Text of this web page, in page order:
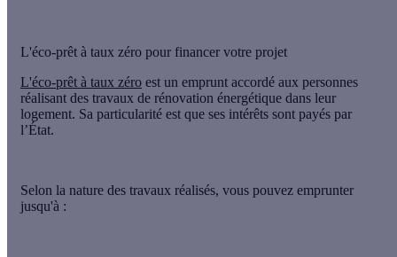
L'éco-prêt à taux zéro pour financer votre projet
L'éco-prêt à taux zéro est un emprunt accordé aux personnes
réalisant des travaux de rénovation énergétique dans leur
logement. Sa particularité est que ses intérêts sont payés par
l’État.
Selon la nature des travaux réalisés, vous pouvez emprunter
jusqu'à :